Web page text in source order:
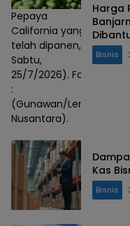
Pepaya
California yang
telah dipanen,
Sabtu,
25/7/2026). Foto
:
(Gunawan/Lensa
Nusantara).
Harga
Bisnis
Kas
Bisnis